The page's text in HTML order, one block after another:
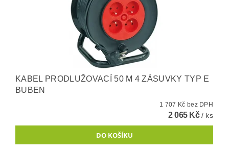
KABEL PRODLUŽOVACÍ 50 M 4 ZÁSUVKY TYP E
BUBEN
1 707 Kč bez DPH
2 065 Kč/ ks